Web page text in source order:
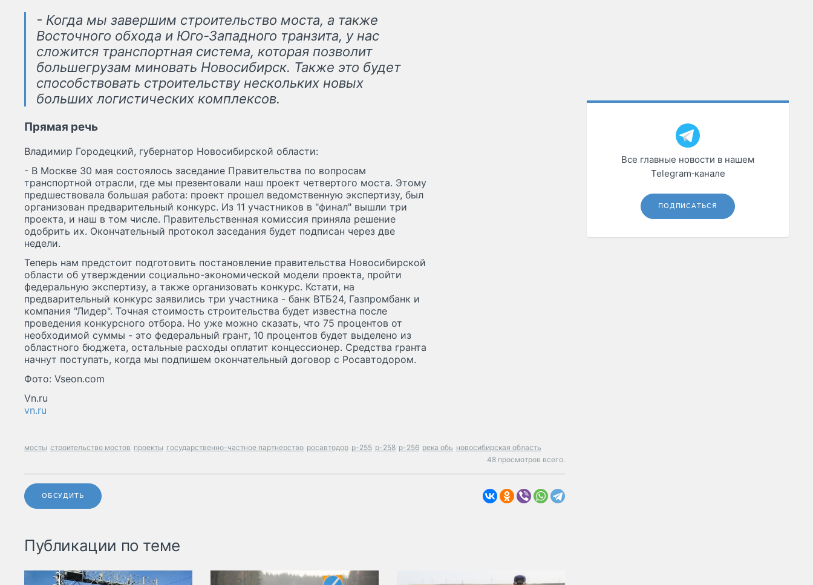
- Когда мы завершим строительство моста, а также
Восточного обхода и Юго-Западного транзита, у нас
сложится транспортная система, которая позволит
большегрузам миновать Новосибирск. Также это будет
способствовать строительству нескольких новых
больших логистических комплексов.
Прямая речь
Владимир Городецкий, губернатор Новосибирской области:
- В Москве 30 мая состоялось заседание Правительства по вопросам
транспортной отрасли, где мы презентовали наш проект четвертого моста. Этому
предшествовала большая работа: проект прошел ведомственную экспертизу, был
организован предварительный конкурс. Из 11 участников в "финал" вышли три
проекта, и наш в том числе. Правительственная комиссия приняла решение
одобрить их. Окончательный протокол заседания будет подписан через две
недели.
Теперь нам предстоит подготовить постановление правительства Новосибирской
области об утверждении социально-экономической модели проекта, пройти
федеральную экспертизу, а также организовать конкурс. Кстати, на
предварительный конкурс заявились три участника - банк ВТБ24, Газпромбанк и
компания "Лидер". Точная стоимость строительства будет известна после
проведения конкурсного отбора. Но уже можно сказать, что 75 процентов от
необходимой суммы - это федеральный грант, 10 процентов будет выделено из
областного бюджета, остальные расходы оплатит концессионер. Средства гранта
начнут поступать, когда мы подпишем окончательный договор с Росавтодором.
Фото: Vseon.com
Vn.ru
vn.ru
мосты строительство мостов проекты государственно-частное партнерство росавтодор р-255 р-258 р-256 река обь новосибирская область
48 просмотров всего.
ОБСУДИТЬ
Публикации по теме
Все главные новости в нашем
Telegram‑канале
ПОДПИСАТЬСЯ